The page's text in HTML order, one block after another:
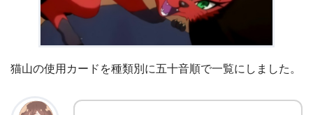
猫山の使用カードを種類別に五十音順で一覧にしました。